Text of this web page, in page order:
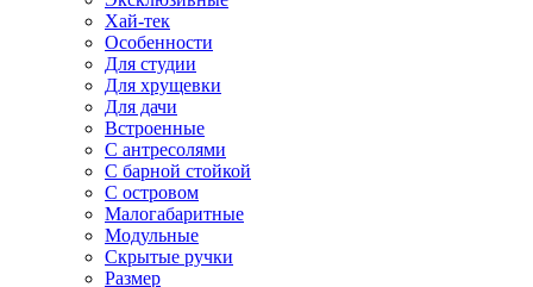
Хай-тек
Особенности
Для студии
Для хрущевки
Для дачи
Встроенные
С антресолями
С барной стойкой
С островом
Малогабаритные
Модульные
Скрытые ручки
Размер